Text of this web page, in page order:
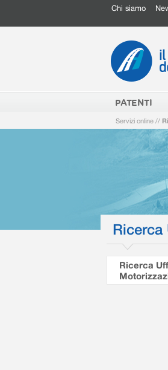
Chi siamo
PATENTI
Servizi online //
Ricerca
Ricerca